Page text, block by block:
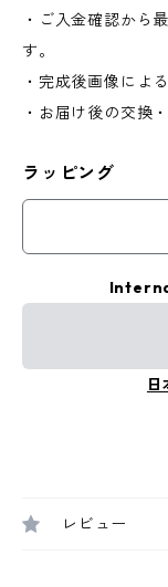
・ご入金確認から
す。
・完成後画像によ
・お届け後の交換
ラッピング
日
レビュー